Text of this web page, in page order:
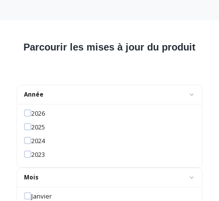
Parcourir les mises à jour du produit
Année
2026
2025
2024
2023
Mois
Janvier